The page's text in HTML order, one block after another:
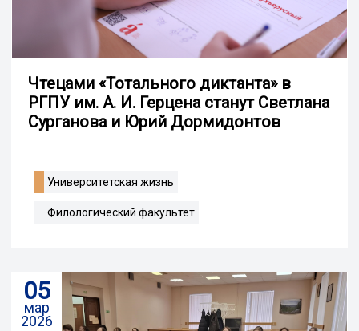
Чтецами «Тотального диктанта» в
РГПУ им. А. И. Герцена станут Светлана
Сурганова и Юрий Дормидонтов
Университетская жизнь
Филологический факультет
05
мар
2026